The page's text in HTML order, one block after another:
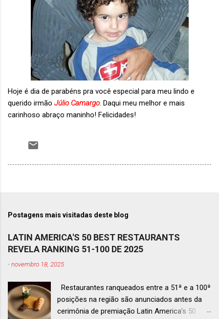
Hoje é dia de parabéns pra você especial para meu lindo e
querido irmão Júlio Camargo . Daqui meu melhor e mais
carinhoso abraço maninho! Felicidades!
Postagens mais visitadas deste blog
LATIN AMERICA'S 50 BEST RESTAURANTS
REVELA RANKING 51-100 DE 2025
-novembro 18, 2025
Restaurantes ranqueados entre a 51ª e a 100ª
posições na região são anunciados antes da
cerimônia de premiação Latin America’s 50